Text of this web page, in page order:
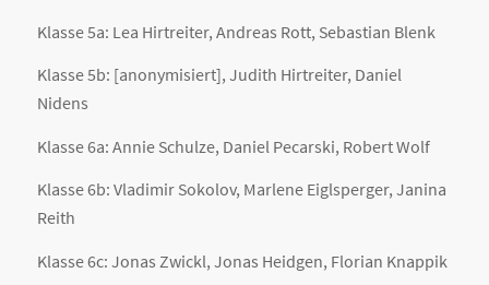
Klasse 5a: Lea Hirtreiter, Andreas Rott, Sebastian Blenk
Klasse 5b: [anonymisiert], Judith Hirtreiter, Daniel
Nidens
Klasse 6a: Annie Schulze, Daniel Pecarski, Robert Wolf
Klasse 6b: Vladimir Sokolov, Marlene Eiglsperger, Janina
Reith
Klasse 6c: Jonas Zwickl, Jonas Heidgen, Florian Knappik